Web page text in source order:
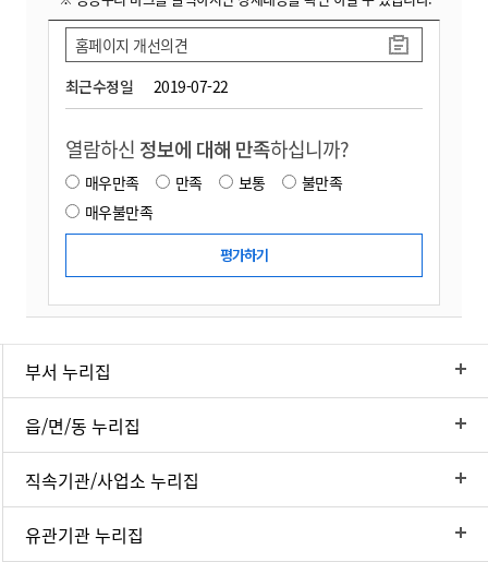
최근수정일 2019-07-22
홈페이지 개선의견
열람하신 정보에 대해 만족하십니까?
매우만족 만족 보통
불만족
매우불만족
부서 누리집
읍/면/동 누리집
직속기관/사업소 누리집
유관기관 누리집